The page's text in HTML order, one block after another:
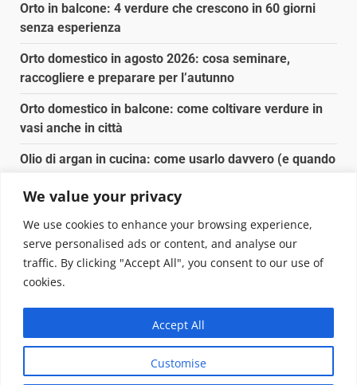
We value your privacy
We use cookies to enhance your browsing experience,
serve personalised ads or content, and analyse our
traffic. By clicking "Accept All", you consent to our use of
cookies.
Customise
Accept All
Orto in balcone: 4 verdure che crescono in 60 giorni
senza esperienza
Orto domestico in agosto 2026: cosa seminare,
raccogliere e preparare per l’autunno
Orto domestico in balcone: come coltivare verdure in
vasi anche in città
Olio di argan in cucina: come usarlo davvero (e quando
Spesa biologica senza spendere il doppio: dove e
come conviene
Copyright © 2025 Biopianeta.it proprietà di Jws Media
Questo blog non è una testata giornalistica, in quanto
viene aggiornato senza alcuna periodicità. Non può
pertanto considerarsi un prodotto editoriale ai sensi
della legge n. 62 del 07.03.2001|DarkNewsvon AF